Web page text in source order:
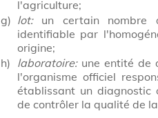
l'agriculture;
g) lot:un certain nombre
identifiable par
origine;
h) laboratoire:une entité de
l'organisme officiel
établissant un diagnostic
de contrôler la qualité de